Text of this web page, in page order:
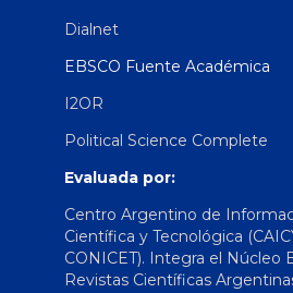
Dialnet
EBSCO Fuente Académica
I2OR
Political Science Complete
Evaluada por:
Centro Argentino de
Científica y Tecnológica
CONICET). Integra el Núcleo
Revistas Científicas